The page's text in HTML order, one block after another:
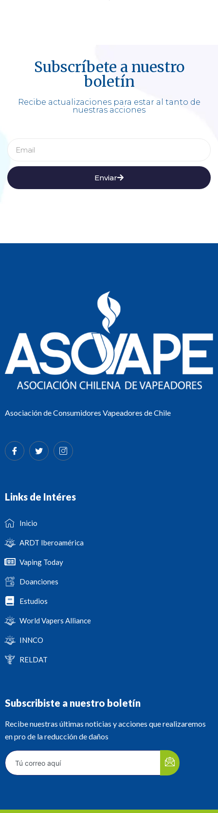
Subscríbete a nuestro
boletín
Recibe actualizaciones para estar al tanto de
nuestras acciones
Enviar
Asociación de Consumidores Vapeadores de Chile
Links de Intéres
Inicio
ARDT Iberoamérica
Vaping Today
Doanciones
Estudios
World Vapers Alliance
INNCO
RELDAT
Subscribiste a nuestro boletín
Recibe nuestras últimas noticias y acciones que realizaremos
en pro de la reducción de daños